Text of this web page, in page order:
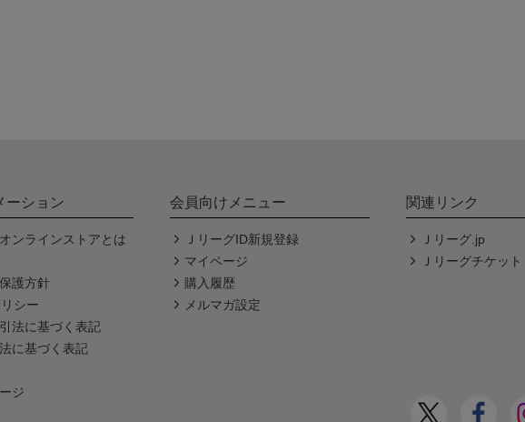
ーション
オンラインストアとは
護方針
シー
法に基づく表記
に基づく表記
ジ
会員向けメニュー
ＪリーグID新規登録
マイページ
購入履歴
メルマガ設定
関連リンク
Ｊリーグ.jp
Ｊリーグチケット